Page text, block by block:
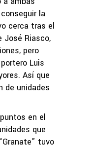
la
cerca tras el
José Riasco,
pero
Luis
Así que
de unidades
en el
que
tuvo